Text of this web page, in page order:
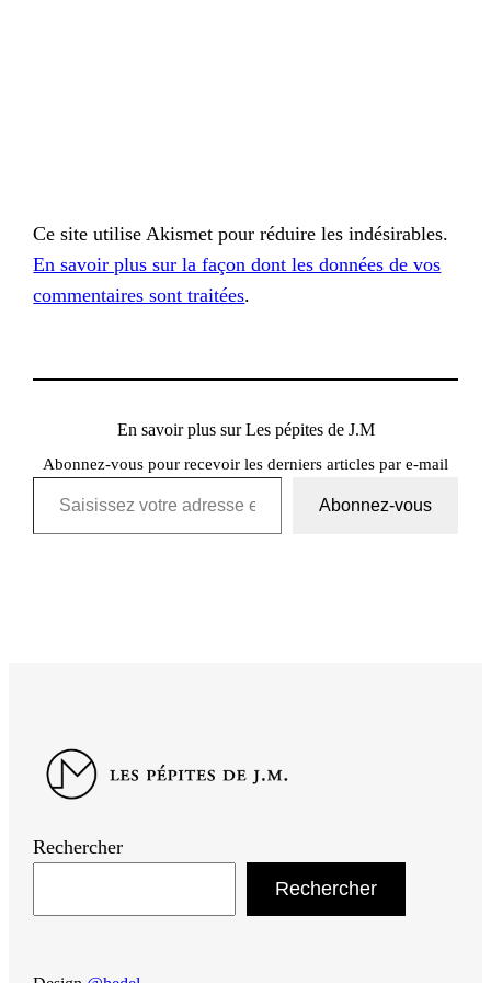
Ce site utilise Akismet pour réduire les indésirables.
En savoir plus sur la façon dont les données de vos
commentaires sont traitées.
En savoir plus sur Les pépites de J.M
Abonnez-vous pour recevoir les derniers articles par e-mail
Saisissez votre adresse e-mail…
Abonnez-vous
Rechercher
Rechercher